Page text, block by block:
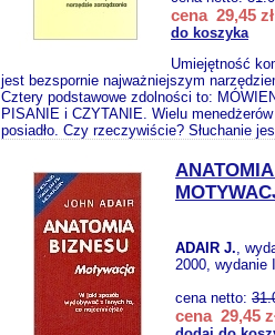
cena 29,45 zł
do koszyka
Umiejętność
jest bezspornie najważniejszym
Cztery podstawowe zdolności to:
PISANIE i CZYTANIE. Wielu
posiadło. Czy rzeczywiście? Słuchanie
ADAIR J.,
2000, wydanie I
cena netto:
cena 29,45